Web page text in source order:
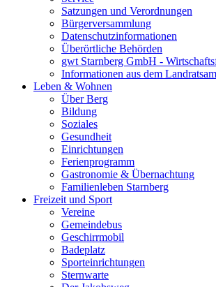
Satzungen und Verordnungen
Bürgerversammlung
Datenschutzinformationen
Überörtliche Behörden
gwt Starnberg GmbH -
Informationen aus dem
Leben & Wohnen
Über Berg
Bildung
Soziales
Gesundheit
Einrichtungen
Ferienprogramm
Gastronomie & Übernachtung
Familienleben Starnberg
Freizeit und Sport
Vereine
Gemeindebus
Geschirrmobil
Badeplatz
Sporteinrichtungen
Sternwarte